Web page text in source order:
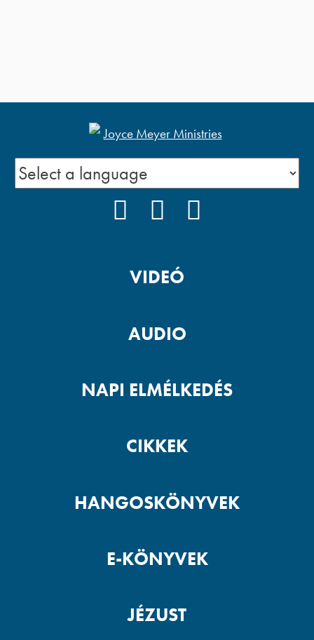
VIDEÓ
AUDIO
NAPI ELMÉLKEDÉS
CIKKEK
HANGOSKÖNYVEK
E-KÖNYVEK
JÉZUST